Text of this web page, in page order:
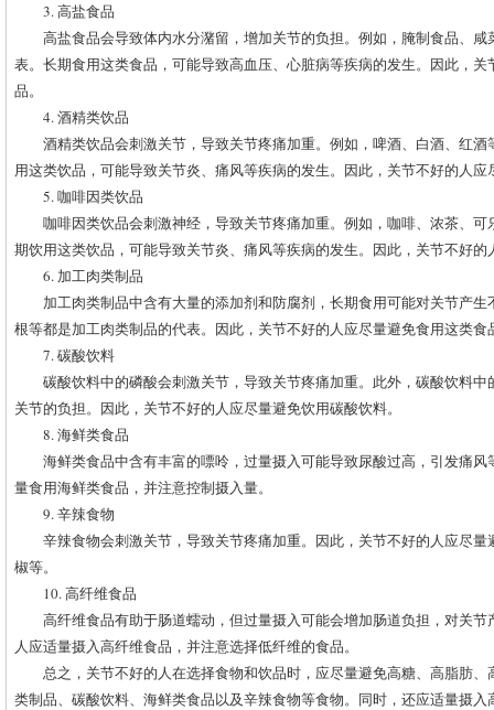
3. 高盐食品
高盐食品会导致体内水分潴留，增加关节的负担。例如，腌制食品、
表。长期食用这类食品，可能导致高血压、心脏病等疾病的发生。因此，
品。
4. 酒精类饮品
酒精类饮品会刺激关节，导致关节疼痛加重。例如，啤酒、白酒、红
用这类饮品，可能导致关节炎、痛风等疾病的发生。因此，关节不好的人
5. 咖啡因类饮品
咖啡因类饮品会刺激神经，导致关节疼痛加重。例如，咖啡、浓茶、
期饮用这类饮品，可能导致关节炎、痛风等疾病的发生。因此，关节不好
6. 加工肉类制品
加工肉类制品中含有大量的添加剂和防腐剂，长期食用可能对关节产
根等都是加工肉类制品的代表。因此，关节不好的人应尽量避免食用这类食
7. 碳酸饮料
碳酸饮料中的磷酸会刺激关节，导致关节疼痛加重。此外，碳酸饮料
关节的负担。因此，关节不好的人应尽量避免饮用碳酸饮料。
8. 海鲜类食品
海鲜类食品中含有丰富的嘌呤，过量摄入可能导致尿酸过高，引发痛
量食用海鲜类食品，并注意控制摄入量。
9. 辛辣食物
辛辣食物会刺激关节，导致关节疼痛加重。因此，关节不好的人应尽
椒等。
10. 高纤维食品
高纤维食品有助于肠道蠕动，但过量摄入可能会增加肠道负担，对关
人应适量摄入高纤维食品，并注意选择低纤维的食品。
总之，关节不好的人在选择食物和饮品时，应尽量避免高糖、高脂肪
类制品、碳酸饮料、海鲜类食品以及辛辣食物等食物。同时，还应适量摄